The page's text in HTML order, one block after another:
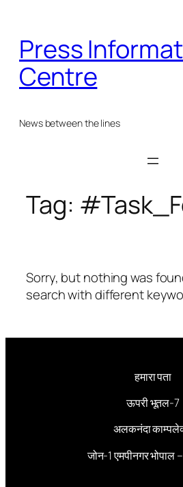
content
Press
Centre
News between the lines
Tag:
Sorry, but nothing was
search with different
हमारा पता
ऊपरी भूतल-7
अलकनंदा
जोन-1 एमपीनगर भोपाल